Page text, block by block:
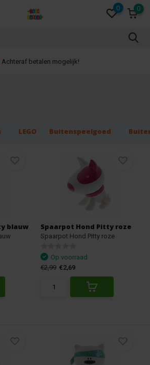
0 0
Achteraf betalen mogelijk!
LEGO Buitenspeelgoed
blauw Spaarpot Hond Pitty roze
Spaarpot Hond Pitty roze
Op voorraad
€2,99 €2,69